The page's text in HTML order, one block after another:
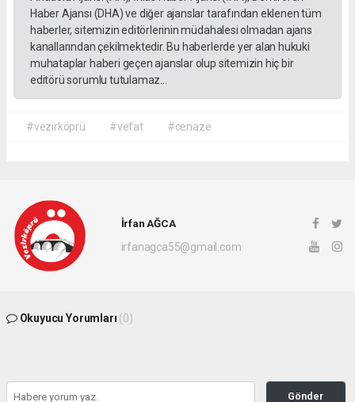
Haber Ajansı (DHA) ve diğer ajanslar tarafından eklenen tüm
haberler, sitemizin editörlerinin müdahalesi olmadan ajans
kanallarından çekilmektedir. Bu haberlerde yer alan hukuki
muhataplar haberi geçen ajanslar olup sitemizin hiç bir
editörü sorumlu tutulamaz...
#vezirköprü #vefat #cenaze
İrfan AĞCA
irfanagca55@gmail.com
Okuyucu Yorumları (0)
Gönder